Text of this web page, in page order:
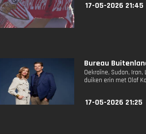
17-05-2026 21:45
Bureau
Oekraïne, Sudan,
duiken erin met Olaf
17-05-2026 21:25